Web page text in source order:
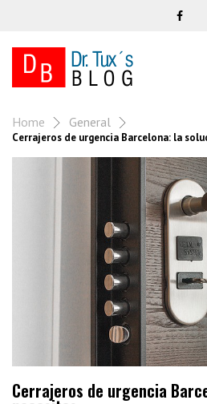
Home General
Cerrajeros de urgencia Barcelona: la
Cerrajeros de urgencia